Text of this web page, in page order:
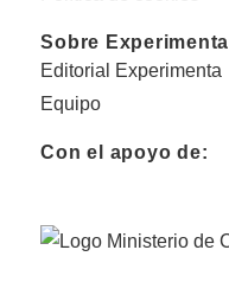
Sobre Experimenta
Editorial Experimenta
Equipo
Con el apoyo de: